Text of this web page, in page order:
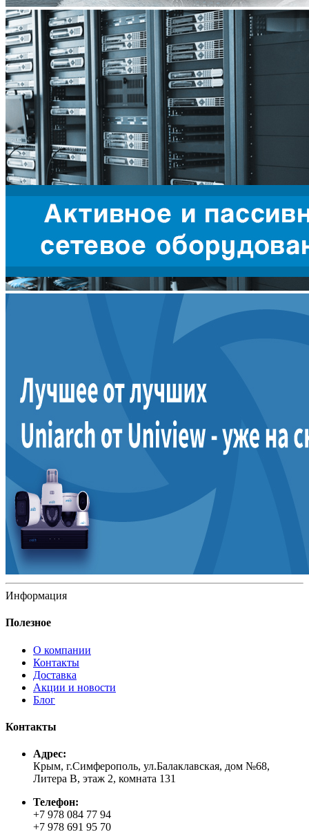
Информация
Полезное
О компании
Контакты
Доставка
Акции и новости
Блог
Контакты
Адрес:
Крым, г.Симферополь, ул.Балаклавская, дом №68,
Литера В, этаж 2, комната 131
Телефон:
+7 978 084 77 94
+7 978 691 95 70